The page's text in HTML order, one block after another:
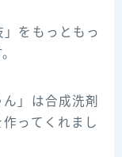
をもっともっ
」は合成洗剤
ってくれまし